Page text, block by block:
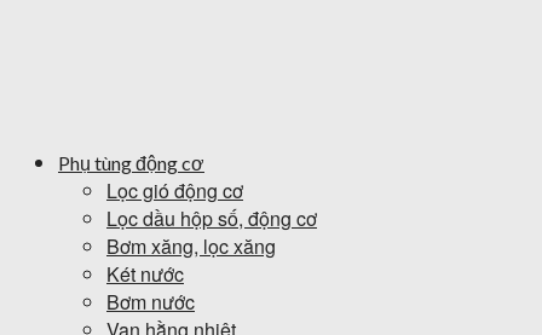
Phụ tùng động cơ
Lọc gió động cơ
Lọc dầu hộp số, động cơ
Bơm xăng, lọc xăng
Két nước
Bơm nước
Van hằng nhiệt